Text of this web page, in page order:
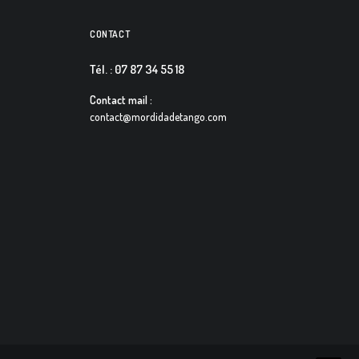
CONTACT
Tél. : 07 87 34 55 18
Contact mail :
contact@mordidadetango.com